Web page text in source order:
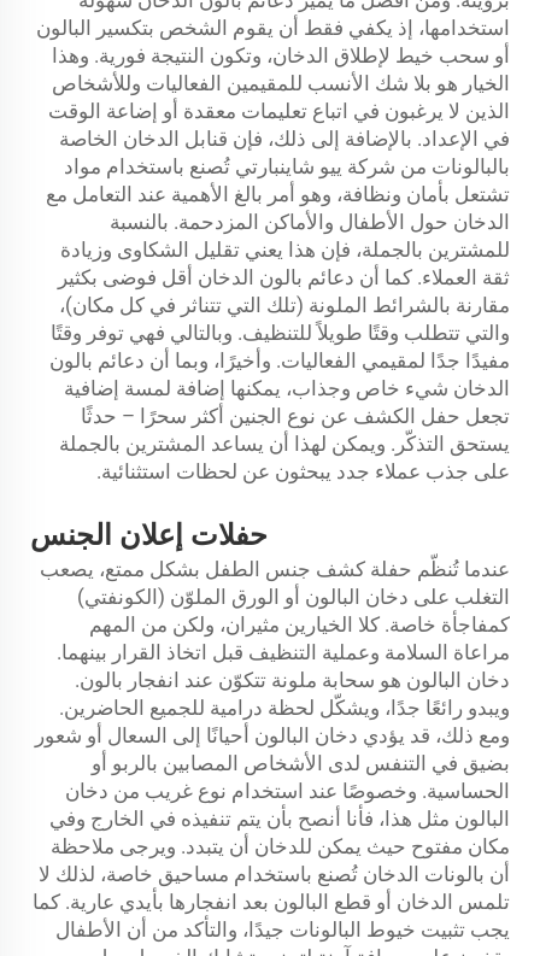
استخدامها، إذ يكفي فقط أن يقوم الشخص بتكسير البالون
أو سحب خيط لإطلاق الدخان، وتكون النتيجة فورية. وهذا
الخيار هو بلا شك الأنسب للمقيمين الفعاليات وللأشخاص
الذين لا يرغبون في اتباع تعليمات معقدة أو إضاعة الوقت
في الإعداد. بالإضافة إلى ذلك، فإن قنابل الدخان الخاصة
بالبالونات من شركة ييو شاينبارتي تُصنع باستخدام مواد
تشتعل بأمان ونظافة، وهو أمر بالغ الأهمية عند التعامل مع
الدخان حول الأطفال والأماكن المزدحمة. بالنسبة
للمشترين بالجملة، فإن هذا يعني تقليل الشكاوى وزيادة
ثقة العملاء. كما أن دعائم بالون الدخان أقل فوضى بكثير
مقارنة بالشرائط الملونة (تلك التي تتناثر في كل مكان)،
والتي تتطلب وقتًا طويلاً للتنظيف. وبالتالي فهي توفر وقتًا
مفيدًا جدًا لمقيمي الفعاليات. وأخيرًا، وبما أن دعائم بالون
الدخان شيء خاص وجذاب، يمكنها إضافة لمسة إضافية
تجعل حفل الكشف عن نوع الجنين أكثر سحرًا – حدثًا
يستحق التذكّر. ويمكن لهذا أن يساعد المشترين بالجملة
على جذب عملاء جدد يبحثون عن لحظات استثنائية.
حفلات إعلان الجنس
عندما تُنظّم حفلة كشف جنس الطفل بشكل ممتع، يصعب
التغلب على دخان البالون أو الورق الملوّن (الكونفتي)
كمفاجأة خاصة. كلا الخيارين مثيران، ولكن من المهم
مراعاة السلامة وعملية التنظيف قبل اتخاذ القرار بينهما.
دخان البالون هو سحابة ملونة تتكوّن عند انفجار بالون.
ويبدو رائعًا جدًا، ويشكّل لحظة درامية للجميع الحاضرين.
ومع ذلك، قد يؤدي دخان البالون أحيانًا إلى السعال أو شعور
بضيق في التنفس لدى الأشخاص المصابين بالربو أو
الحساسية. وخصوصًا عند استخدام نوع غريب من دخان
البالون مثل هذا، فأنا أنصح بأن يتم تنفيذه في الخارج وفي
مكان مفتوح حيث يمكن للدخان أن يتبدد. ويرجى ملاحظة
أن بالونات الدخان تُصنع باستخدام مساحيق خاصة، لذلك لا
تلمس الدخان أو قطع البالون بعد انفجارها بأيدي عارية. كما
يجب تثبيت خيوط البالونات جيدًا، والتأكد من أن الأطفال